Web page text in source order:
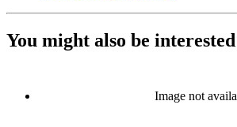
You might also be
Image not